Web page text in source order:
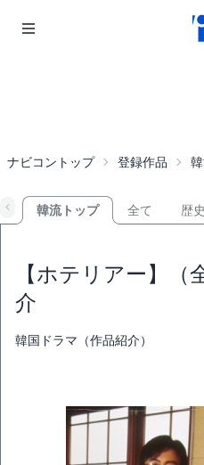
ナビコントップ 登録作品
韓流トップ 全て 歴
【ホテリアー】（
介
韓国ドラマ（作品紹介）